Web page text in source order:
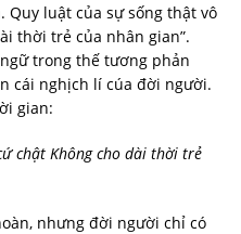
Quy luật của sự sống thật vô
thời trẻ của nhân gian”.
trong thế tương phản
cái nghịch lí cúa đời người.
gian:
chật Không cho dài thời trẻ
nhưng đời người chỉ có